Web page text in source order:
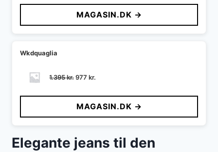
pris
var:
1.795 kr..
pris
er:
1.257 kr..
MAGASIN.DK →
Wkdquaglia
1.395kr.Den
pris
var:
1.395 kr..
977 kr.
pris
er:
977 kr..
MAGASIN.DK →
Elegante jeans til den